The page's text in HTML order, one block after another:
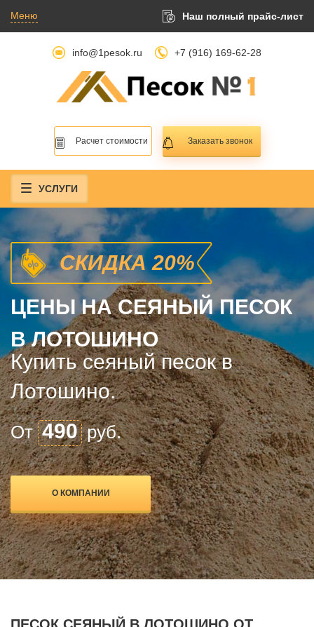
Меню Наш полный прайс-лист
info@1pesok.ru +7 (916) 169-62-28
Расчет стоимости Заказать звонок
УСЛУГИ
СКИДКА 20%
ЦЕНЫ НА СЕЯНЫЙ ПЕСОК
В ЛОТОШИНО
Купить сеяный песок в
Лотошино.
От 490 руб.
О КОМПАНИИ